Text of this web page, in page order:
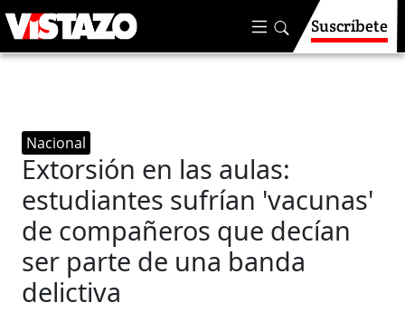
Suscríbete
Nacional
Extorsión en las aulas:
estudiantes sufrían 'vacunas'
de compañeros que decían
ser parte de una banda
delictiva